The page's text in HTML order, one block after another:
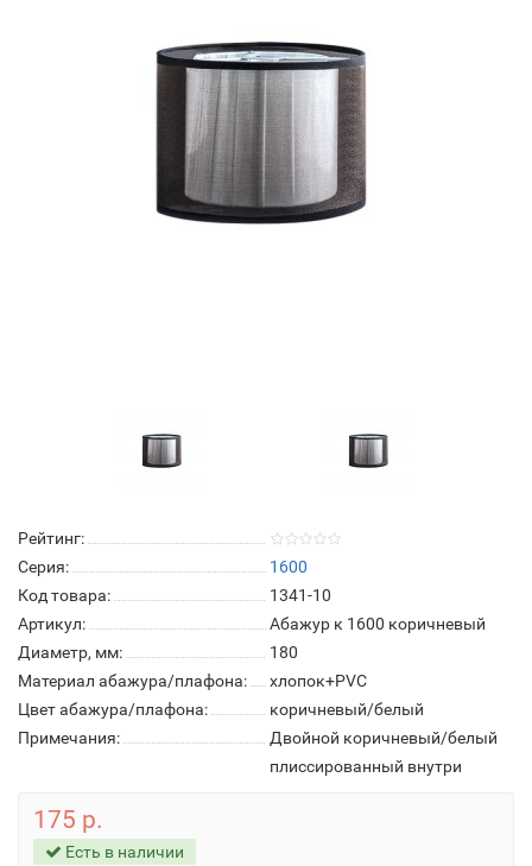
Рейтинг:
Серия:
1600
Код товара:
1341-10
Артикул:
Абажур к 1600 коричневый
Диаметр, мм:
180
Материал абажура/плафона:
хлопок+PVC
Цвет абажура/плафона:
коричневый/белый
Примечания:
Двойной коричневый/белый
плиссированный внутри
175 р.
Есть в наличии